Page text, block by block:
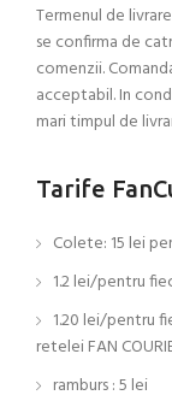
Termenul de
se confirma de
comenzii.
acceptabil. In
mari timpul de
Tarife
Colete: 15 lei
1.2 lei/pentru
1.20 lei/pentru
retelei FAN
ramburs : 5 lei